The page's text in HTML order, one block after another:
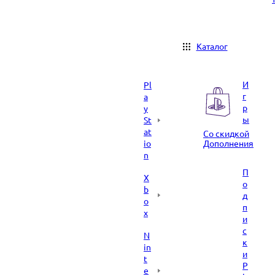
Каталог
Pl
a
y
St
at
io
n
X
b
o
x
N
in
t
e
И
г
р
ы
Со скидкой
Дополнения
П
о
д
п
и
с
к
и
P